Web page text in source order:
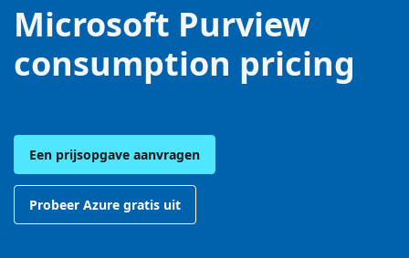
Microsoft Purview
consumption pricing
Een prijsopgave aanvragen
Probeer Azure gratis uit